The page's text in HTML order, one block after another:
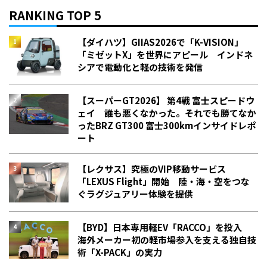
RANKING TOP 5
【ダイハツ】GIIAS2026で「K-VISION」
「ミゼットX」を世界にアピール インドネ
シアで電動化と軽の技術を発信
【スーパーGT2026】 第4戦 富士スピードウ
ェイ 誰も悪くなかった。それでも勝てなか
った――BRZ GT300 富士300kmインサイドレポ
ート
【レクサス】究極のVIP移動サービス
「LEXUS Flight」開始 陸・海・空をつな
ぐラグジュアリー体験を提供
【BYD】日本専用軽EV「RACCO」を投入
海外メーカー初の軽市場参入を支える独自技
術「X-PACK」の実力